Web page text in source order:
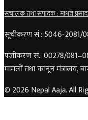
संचालक तथा संपादक : माधव प्रसाद
सूचीकरण सं.: 5046-2081/
पंजीकरण सं.: 00278/
मामलों तथा कानून मंत्रालय,
© 2026 Nepal Aaja. All